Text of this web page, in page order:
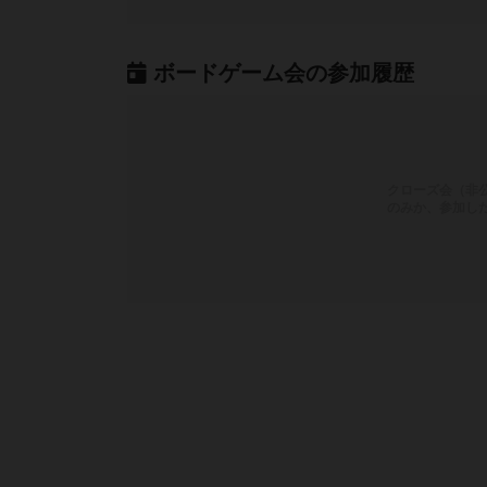
ボードゲーム会の参加履歴